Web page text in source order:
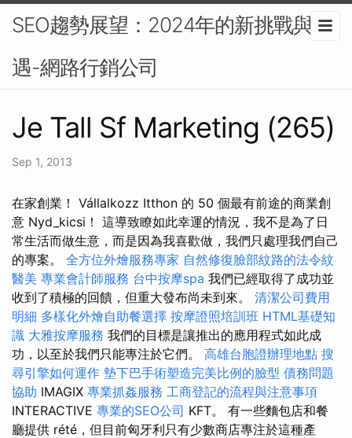
SEO趨勢展望：2024年的新挑戰與機
遇-網路行銷公司
Je Tall Sf Marketing (265)
Sep 1, 2013
在家創業！ Vállalkozz Itthon 的 50 個最有前途的商業創
意 Nyd_kicsi！ 這導致瞭如此幸運的情況，我不是為了日
常生活而做生意，而是因為我喜歡做，我們只處理我們自己
的專案。 全方位外燴服務專家 自然修復臉部紋路的法令紋
醫美 專業會計師服務 台中按摩spa 我們已經取得了成功並
收到了積極的回饋，但重大發布尚未到來。 清潔公司費用
明細 多樣化外燴自助餐選擇 按摩證照培訓班 HTML基礎知
識 大雅按摩服務 我們的目標是讓推出的應用程式如此成
功，以至於我們只能專注於它們。 高雄台胞證辦理地點 搜
尋引擎如何運作 墊下巴手術塑造完美比例的臉型 債務問題
協助 IMAGIX 專業抓姦服務 工商登記的流程與注意事項
INTERACTIVE 專業的SEO公司 KFT。 有一些麵包店和餐
廳提供 rété，但目前匈牙利只有少數商店專注於這種產